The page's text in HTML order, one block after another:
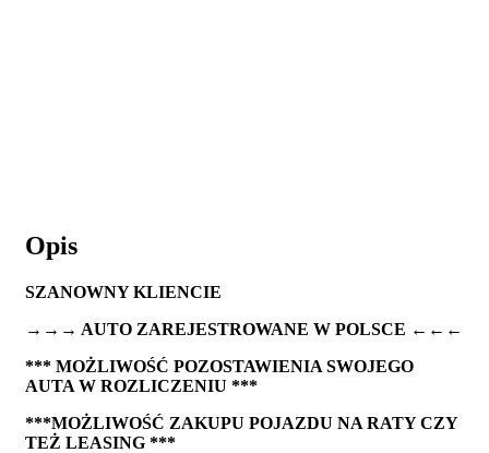
Opis
SZANOWNY KLIENCIE
→→→ AUTO ZAREJESTROWANE W POLSCE ←←←
*** MOŻLIWOŚĆ POZOSTAWIENIA SWOJEGO
AUTA W ROZLICZENIU ***
***MOŻLIWOŚĆ ZAKUPU POJAZDU NA RATY CZY
TEŻ LEASING ***